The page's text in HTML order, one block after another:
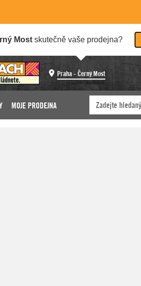
Most skutečně vaše prodejna?
Praha - Černý Most
MOJE PRODEJNA